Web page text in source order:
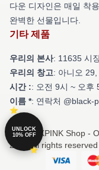
다운 디자인은 매일 착
완벽한 선물입니다.
기타 제품
우리의 본사: 11635 시
우리의 창고: 아니오
시간 :: 오전 9시 ~ 오후
이름 *: 연락처 @black-
© BLACKPINK Shop -
2026 all rights reserved
UNLOCK
10% OFF